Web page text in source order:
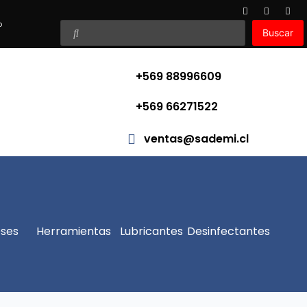
Buscar
+569 88996609
+569 66271522
ventas@sademi.cl
Herramientas Lubricantes Desinfectantes